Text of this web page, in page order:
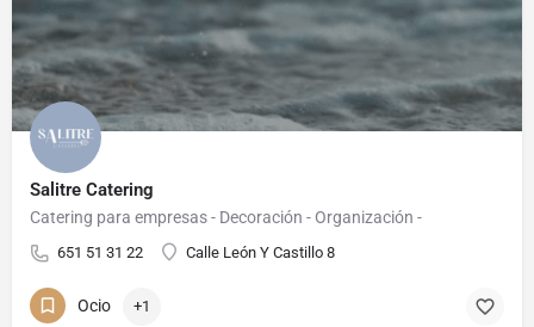
Salitre Catering
Catering para empresas - Decoración - Organización -
651 51 31 22 Calle León Y Castillo 8
Ocio +1